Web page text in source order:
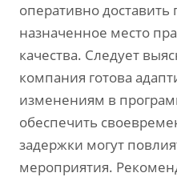
оперативно
назначенное место
качества. Следует
компания готова
изменениям в
обеспечить
задержки могут
мероприятия.